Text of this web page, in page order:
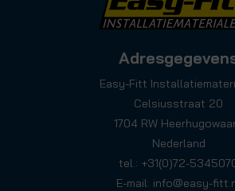
Easy-Fitt
Celsiusstraat 20
1704 RW
Nederland
tel.: +31(0)72-
E-mail: info@easy-